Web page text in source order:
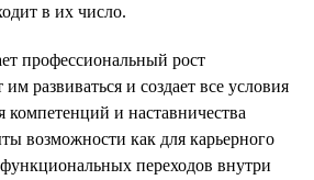
в их число.
профессиональный рост
развиваться и создает все условия
компетенций и наставничества
возможности как для карьерного
функциональных переходов внутри